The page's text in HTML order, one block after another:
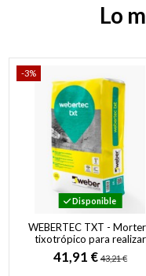
Lo
-3%
Disponible
WEBERTEC TXT -
tixotrópico para realizar
elementos ornamentales
41,91 € 43,21 €